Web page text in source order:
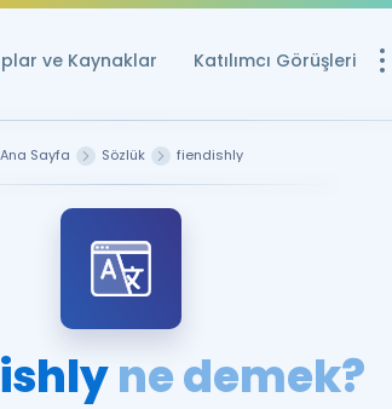
ve Kaynaklar Katılımcı Görüşleri
YDS ve YÖKDİL
Ana Sayfa Sözlük fiendishly
ne demek?